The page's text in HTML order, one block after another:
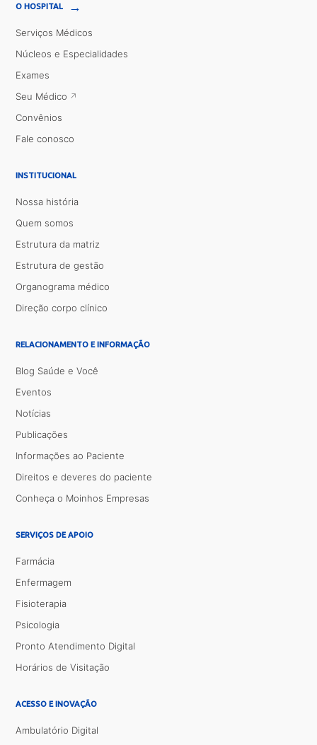
O HOSPITAL →
Serviços Médicos
Núcleos e Especialidades
Exames
Seu Médico
Convênios
Fale conosco
INSTITUCIONAL
Nossa história
Quem somos
Estrutura da matriz
Estrutura de gestão
Organograma médico
Direção corpo clínico
RELACIONAMENTO E INFORMAÇÃO
Blog Saúde e Você
Eventos
Notícias
Publicações
Informações ao Paciente
Direitos e deveres do paciente
Conheça o Moinhos Empresas
SERVIÇOS DE APOIO
Farmácia
Enfermagem
Fisioterapia
Psicologia
Pronto Atendimento Digital
Horários de Visitação
ACESSO E INOVAÇÃO
Ambulatório Digital